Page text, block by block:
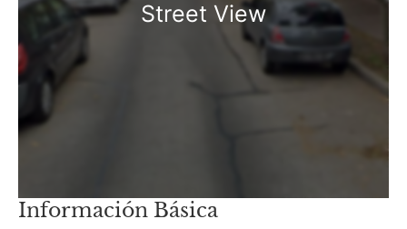
Street View
Información Básica